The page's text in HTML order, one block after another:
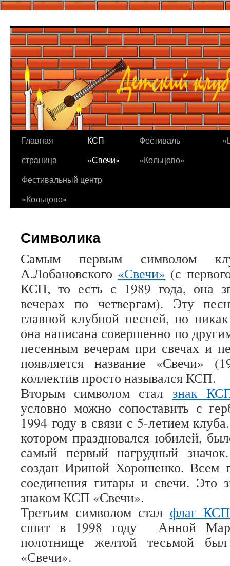
содержимому
Главная
страница
КСП
«Свечи»
Фестиваль
«Кольцово»
Фестивальный центр
«Кольцово»
Символика
Самым первым символом
А.Лобановского «Свечи» (с
КСП, то есть с 1989 года, она
вечерах по четвергам). Эту
главной клубной песней, но
она написана совершенно по
песенным вечерам при свечах и
появляется название «Свечи»
коллектив просто назывался КСП.
Вторым символом стал знак
условно можно сопоставить с
1994 году в связи с 5-летием
котором праздновался юбилей,
самый первый нагрудный
создан Ириной Хорошенко. Всем
соединения гитары и свечи. Это
знаком КСП «Свечи».
Третьим символом стал флаг
сшит в 1998 году Анной
полотнище желтой тесьмой
«Свечи».